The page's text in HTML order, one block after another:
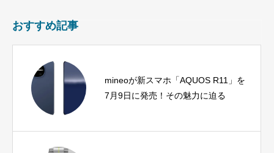
おすすめ記事
mineoが新スマホ「AQUOS R11」を
7月9日に発売！その魅力に迫る